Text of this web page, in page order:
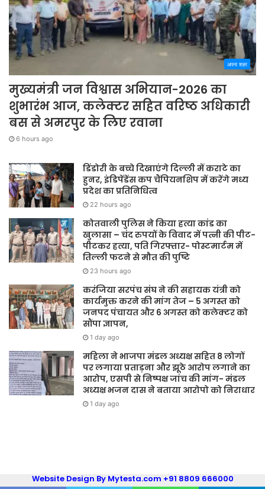
अपना शहर
मुख्यमंत्री जन विश्वास अभियान-2026 का
शुभारंभ आज, कलेक्टर सहित वरिष्ठ अधिकारी
बस से अमरपुर के लिए रवाना
6 hours ago
डिंडोरी के बच्चे दिखाएंगे दिल्ली में कराटे का
हुनर, इंडिपेंडेंस कप चैंपियनशिप में करेंगे मध्य
प्रदेश का प्रतिनिधित्व
22 hours ago
कोतवाली पुलिस ने किया हत्या कांड का
खुलासा – चंद रुपयों के विवाद में पत्नी की पीट-
पीटकर हत्या, पति गिरफ्तार- पोस्टमार्टम में
तिल्ली फटने से मौत की पुष्टि
23 hours ago
करंजिया सरपंच संघ ने की सहायक यंत्री को
कार्यमुक्त करने की मांग तेज – 5 अगस्त को
जनपद पंचायत और 6 अगस्त को कलेक्टर को
सौंपा ज्ञापन,
1 day ago
महिला ने भाजपा मंडल अध्यक्ष सहित 8 लोगों
पर लगाया प्रताड़ना और झूठे आरोप लगाने का
आरोप, एसपी से निष्पक्ष जांच की मांग- मंडल
अध्यक्ष भजन दास ने बताया आरोपो को निराधार
1 day ago
Website Design By Mytesta.com +91 8809 666000